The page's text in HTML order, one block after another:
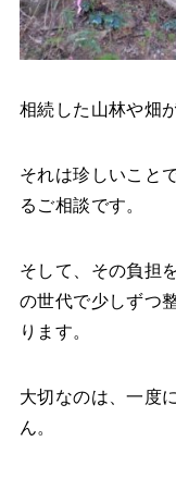
相続した山林や畑
それは珍しいこと
るご相談です。
そして、その負担
の世代で少しずつ
ります。
大切なのは、一度
ん。